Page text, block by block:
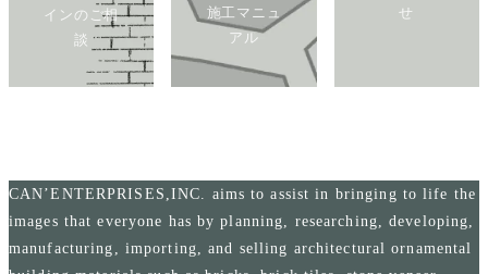
インのご相
談
施工マニュ
アル
せ
CAN’ENTERPRISES,INC. aims to assist in bringing to life the
images that everyone has by planning, researching, developing,
manufacturing, importing, and selling architectural ornamental